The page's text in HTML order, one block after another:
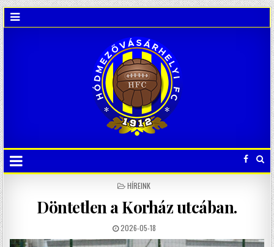
POSTED
HÍREINK
Döntetlen a Korház utcában.
2026-05-18